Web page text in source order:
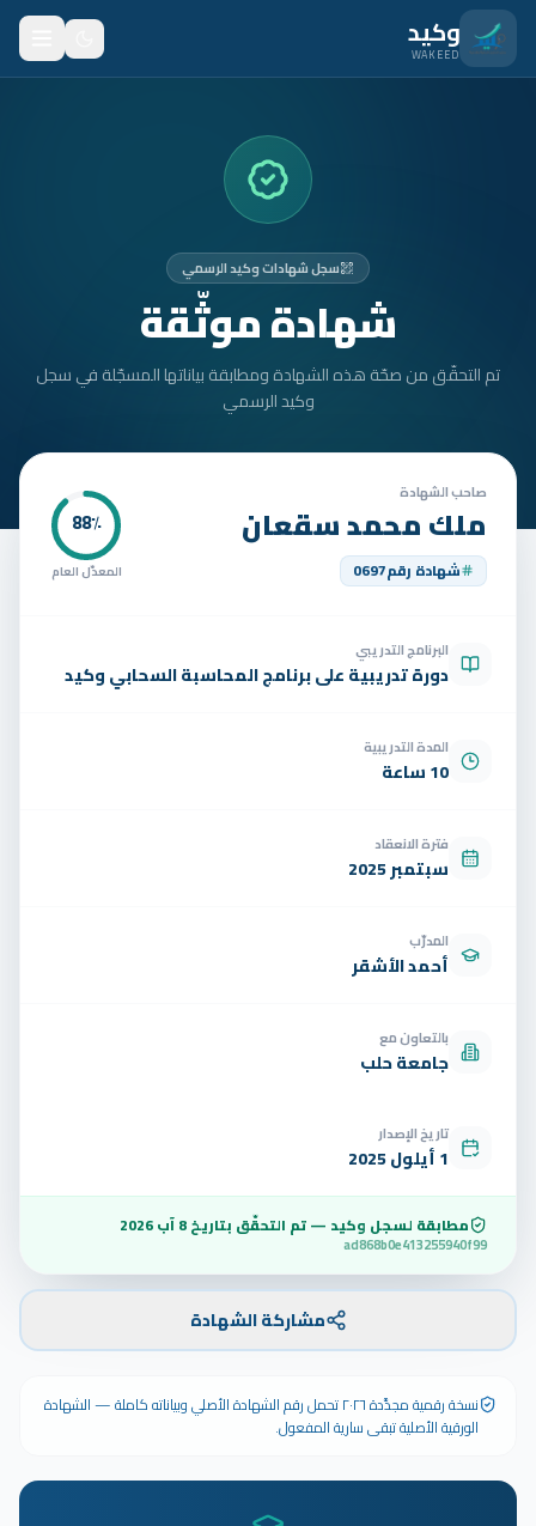
انتقل للمحتوى الرئيسي
وكيد
WAKEED
المتدربون
الأمان
تواصل
الوظائف
سجل شهادات وكيد الرسمي
شهادة موثّقة
تم التحقّق من صحّة هذه الشهادة ومطابقة بياناتها المسجّلة في سجل
وكيد الرسمي
صاحب الشهادة
ملك محمد سقعان
شهادة رقم0697
88٪
المعدّل العام
البرنامج التدريبي
دورة تدريبية على برنامج المحاسبة السحابي وكيد
المدة التدريبية
10 ساعة
فترة الانعقاد
سبتمبر 2025
المدرّب
أحمد الأشقر
بالتعاون مع
جامعة حلب
تاريخ الإصدار
1 أيلول 2025
مطابقة لسجل وكيد — تم التحقّق بتاريخ8 آب 2026
ad868b0e413255940f99
مشاركة الشهادة
نسخة رقمية مجدَّدة ٢٠٢٦ تحمل رقم الشهادة الأصلي وبياناته كاملة — الشهادة
الورقية الأصلية تبقى سارية المفعول.